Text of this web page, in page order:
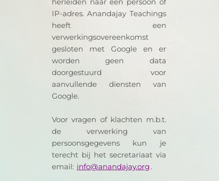
herleiden naar een persoon of
IP-adres. Anandajay Teachings
heeft een
verwerkingsovereenkomst
gesloten met Google en er
worden geen data
doorgestuurd voor
aanvullende diensten van
Google.
Voor vragen of klachten m.b.t.
de verwerking van
persoonsgegevens kun je
terecht bij het secretariaat via
email: info@anandajay.org .